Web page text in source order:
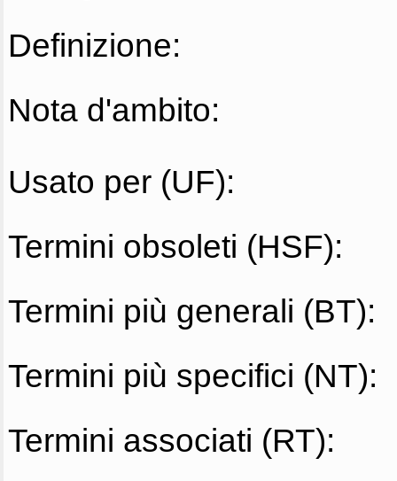
Definizione:
Nota d'ambito:
Usato per (UF):
Termini obsoleti (HSF):
Termini più generali (BT):
Termini più specifici (NT):
Termini associati (RT):